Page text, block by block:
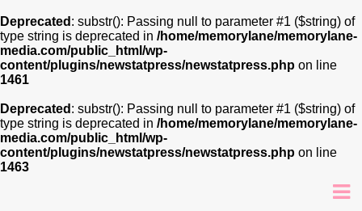
Deprecated : substr(): Passing null to parameter #1 ($string) of
type string is deprecated in /home/memorylane/memorylane-
media.com/public_html/wp-
content/plugins/newstatpress/newstatpress.php on line
1461
Deprecated : substr(): Passing null to parameter #1 ($string) of
type string is deprecated in /home/memorylane/memorylane-
media.com/public_html/wp-
content/plugins/newstatpress/newstatpress.php on line
1463